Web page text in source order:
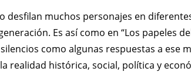
desfilan muchos personajes en
Es así como en “Los papeles
como algunas respuestas a
realidad histórica, social, política y